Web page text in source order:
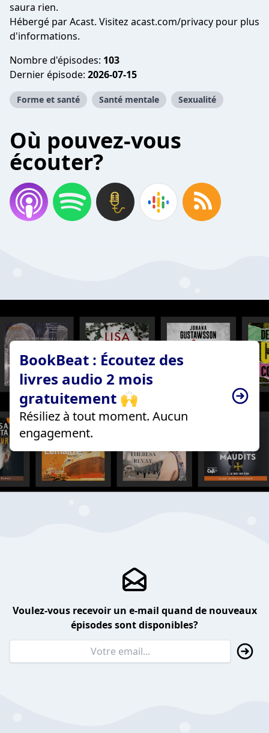
saura rien.
Hébergé par Acast. Visitez acast.com/privacy pour plus
d'informations.
Nombre d'épisodes: 103
Dernier épisode: 2026-07-15
Forme et santé Santé mentale Sexualité
Où pouvez-vous
écouter?
BookBeat : Écoutez des
livres audio 2 mois
gratuitement 🙌
Résiliez à tout moment. Aucun
engagement.
Voulez-vous recevoir un e-mail quand de nouveaux
épisodes sont disponibles?